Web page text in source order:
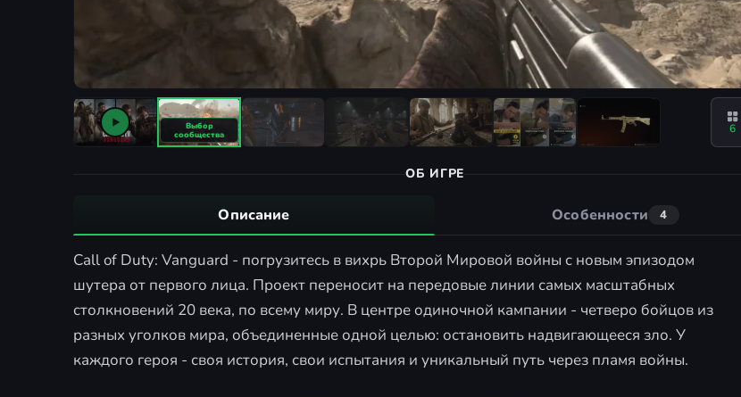
6
ОБ ИГРЕ
Описание Особенности 4
Call of Duty: Vanguard - погрузитесь в вихрь Второй Мировой войны с новым эпизодом
шутера от первого лица. Проект переносит на передовые линии самых масштабных
столкновений 20 века, по всему миру. В центре одиночной кампании - четверо бойцов из
разных уголков мира, объединенные одной целью: остановить надвигающееся зло. У
каждого героя - своя история, свои испытания и уникальный путь через пламя войны.